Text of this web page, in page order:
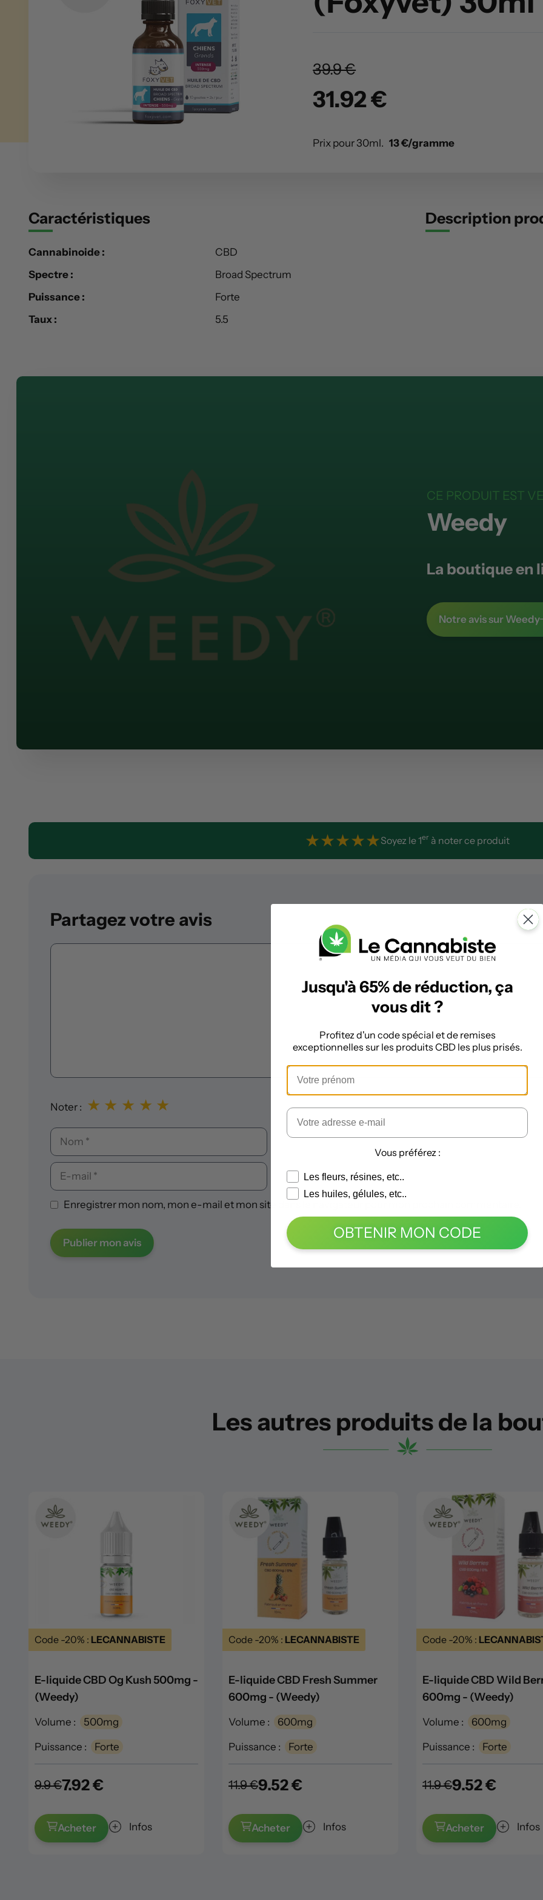
39.9 €
31.92 €
Prix pour 30ml.13 €/gramme
Caractéristiques
Cannabinoide :
CBD
Spectre :
Broad Spectrum
Puissance :
Forte
Taux :
5.5
Description
CE PRODUIT EST
Weedy
La boutique en
Notre avis sur Weedy
★★★★★Soyez le 1er à noter ce produit
Partagez votre avis
Commentaire
Noter : ★
★
★
★
★
Nom
E-
mail
Enregistrer mon nom, mon e-mail et mon site dans le navigateur pour mon prochain commentaire.
Les autres produits de la
Code -20% : LECANNABISTE
E-liquide CBD Og Kush 500mg -
(Weedy)
Volume : 500mg
Puissance : Forte
9.9 €7.92 €
Acheter Infos
Code -20% : LECANNABISTE
E-liquide CBD Fresh Summer
600mg - (Weedy)
Volume : 600mg
Puissance : Forte
11.9 €9.52 €
Acheter Infos
Code -20% :
E-liquide CBD Wild
600mg - (Weedy)
Volume : 600mg
Puissance : Forte
11.9 €9.52 €
Acheter Infos
Jusqu'à 65% de réduction, ça
vous dit ?
Profitez d'un code spécial et de remises
exceptionnelles sur les produits CBD les plus prisés.
Vous préférez :
Les fleurs, résines, etc..
Les huiles, gélules, etc..
OBTENIR MON CODE